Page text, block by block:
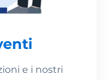
e i nostri